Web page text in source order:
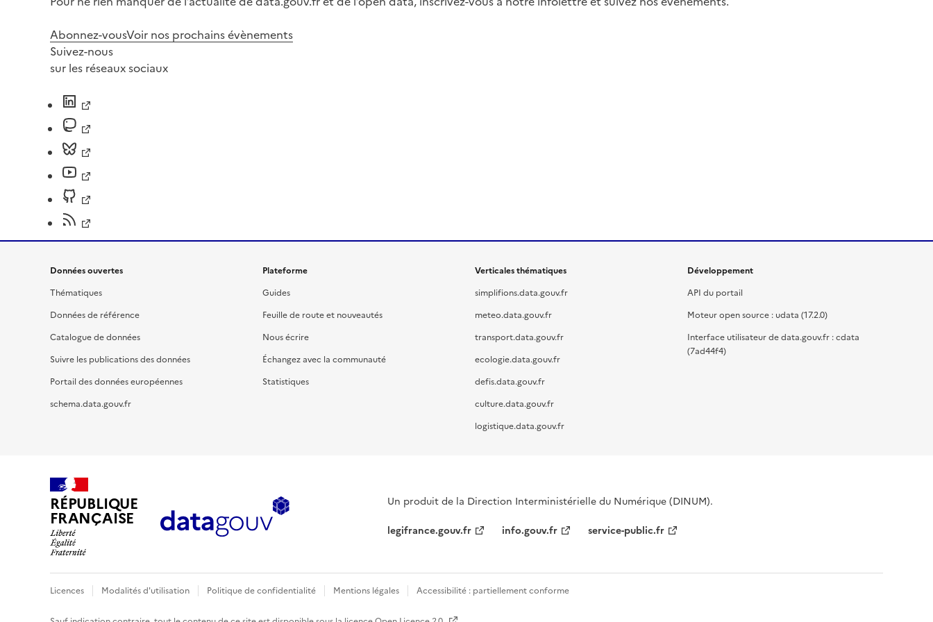
Abonnez-vousVoir nos prochains évènements
Suivez-nous
sur les réseaux sociaux
Données ouvertes
Thématiques
Données de référence
Catalogue de données
Suivre les publications des données
Portail des données européennes
schema.data.gouv.fr
Plateforme
Guides
Feuille de route et nouveautés
Nous écrire
Échangez avec la communauté
Statistiques
Verticales thématiques
simplifions.data.gouv.fr
meteo.data.gouv.fr
transport.data.gouv.fr
ecologie.data.gouv.fr
defis.data.gouv.fr
culture.data.gouv.fr
logistique.data.gouv.fr
Développement
API du portail
Moteur open source : udata (17.2.0)
Interface utilisateur de data.gouv.fr : cdata
(7ad44f4)
RÉPUBLIQUE
FRANÇAISE
Un produit de la Direction Interministérielle du Numérique (DINUM).
legifrance.gouv.fr
info.gouv.fr service-public.fr
Licences Modalités d'utilisation Politique de confidentialité Mentions légales Accessibilité : partiellement conforme